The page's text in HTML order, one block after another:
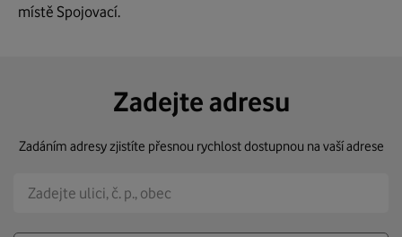
místě Spojovací.
Zadejte adresu
Zadáním adresy zjistíte přesnou rychlost dostupnou na vaší adrese